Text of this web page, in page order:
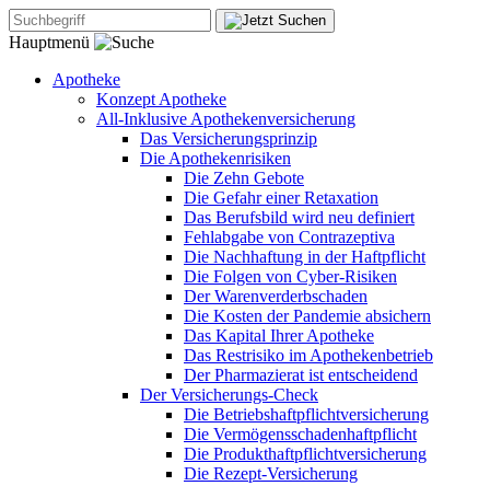
Hauptmenü
Apotheke
Konzept Apotheke
All-Inklusive Apothekenversicherung
Das Versicherungsprinzip
Die Apothekenrisiken
Die Zehn Gebote
Die Gefahr einer Retaxation
Das Berufsbild wird neu definiert
Fehlabgabe von Contrazeptiva
Die Nachhaftung in der Haftpflicht
Die Folgen von Cyber-Risiken
Der Warenverderbschaden
Die Kosten der Pandemie absichern
Das Kapital Ihrer Apotheke
Das Restrisiko im Apothekenbetrieb
Der Pharmazierat ist entscheidend
Der Versicherungs-Check
Die Betriebshaftpflichtversicherung
Die Vermögensschadenhaftpflicht
Die Produkthaftpflichtversicherung
Die Rezept-Versicherung